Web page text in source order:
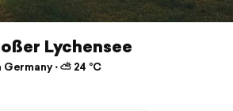
Lychensee
Germany ⋅ ⛅ 24 °C